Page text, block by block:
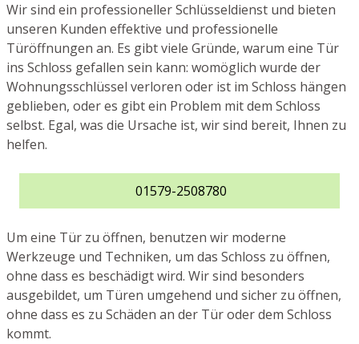
Wir sind ein professioneller Schlüsseldienst und bieten
unseren Kunden effektive und professionelle
Türöffnungen an. Es gibt viele Gründe, warum eine Tür
ins Schloss gefallen sein kann: womöglich wurde der
Wohnungsschlüssel verloren oder ist im Schloss hängen
geblieben, oder es gibt ein Problem mit dem Schloss
selbst. Egal, was die Ursache ist, wir sind bereit, Ihnen zu
helfen.
01579-2508780
Um eine Tür zu öffnen, benutzen wir moderne
Werkzeuge und Techniken, um das Schloss zu öffnen,
ohne dass es beschädigt wird. Wir sind besonders
ausgebildet, um Türen umgehend und sicher zu öffnen,
ohne dass es zu Schäden an der Tür oder dem Schloss
kommt.